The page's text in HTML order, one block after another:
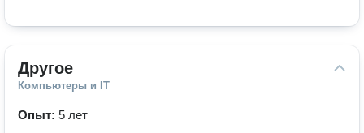
Другое
Компьютеры и IT
Опыт: 5 лет